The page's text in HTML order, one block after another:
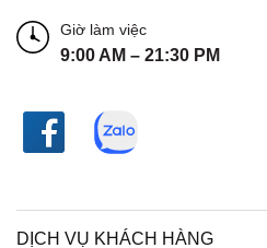
Giờ làm việc
9:00 AM – 21:30 PM
DỊCH VỤ KHÁCH HÀNG